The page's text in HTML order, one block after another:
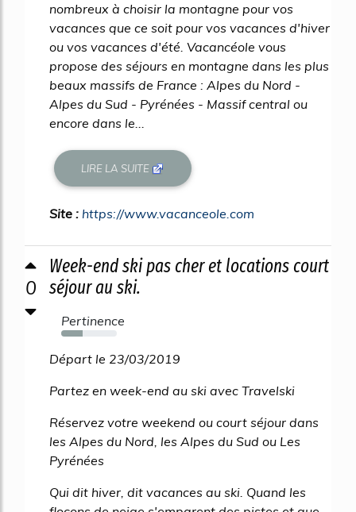
nombreux à choisir la montagne pour vos
vacances que ce soit pour vos vacances d'hiver
ou vos vacances d'été. Vacancéole vous
propose des séjours en montagne dans les plus
beaux massifs de France : Alpes du Nord -
Alpes du Sud - Pyrénées - Massif central ou
encore dans le...
LIRE LA SUITE
Site : https://www.vacanceole.com
0
Week-end ski pas cher et locations court
séjour au ski.
Pertinence
39%
Départ le 23/03/2019
Partez en week-end au ski avec Travelski
Réservez votre weekend ou court séjour dans
les Alpes du Nord, les Alpes du Sud ou Les
Pyrénées
Qui dit hiver, dit vacances au ski. Quand les